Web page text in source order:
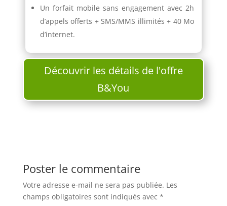
Un forfait mobile sans engagement avec 2h
d’appels offerts + SMS/MMS illimités + 40 Mo
d’internet.
Découvrir les détails de l'offre
B&You
Poster le commentaire
Votre adresse e-mail ne sera pas publiée. Les
champs obligatoires sont indiqués avec *